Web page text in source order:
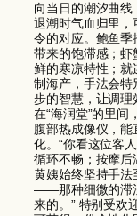
向当日的潮汐曲线
退潮时气血归里，
令的对应。鲍鱼季
带来的饱滞感；虾
鲜的寒凉特性；
制海产，手法会特
步的智慧，让调
在“海润堂”的里间
腹部热成像仪，
化。“你看这位客
循环不畅；按摩后
黄姨始终坚持手法
——那种细微的滞
来的。” 特别受欢